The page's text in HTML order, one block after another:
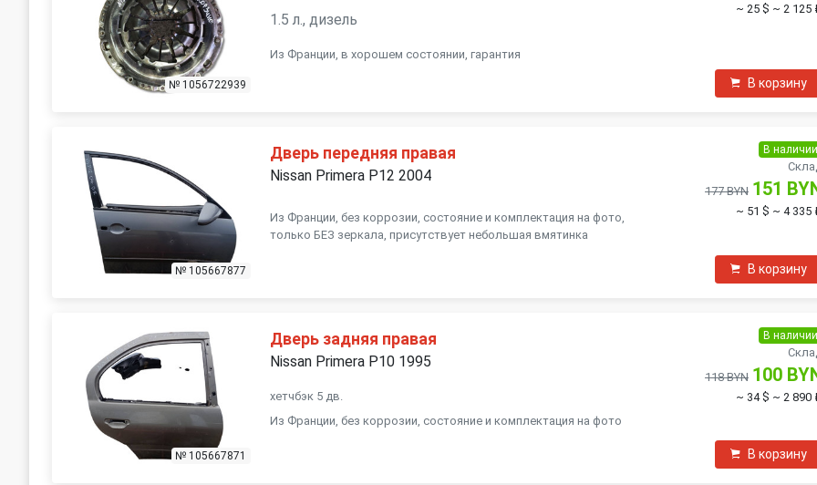
№ 1056722939
1.5 л., дизель
Из Франции, в хорошем состоянии, гарантия
~ 25 $ ~ 2 125
В корзину
№ 105667877
Дверь передняя правая
Nissan Primera P12 2004
Из Франции, без коррозии, состояние и комплектация на фото,
только БЕЗ зеркала, присутствует небольшая вмятинка
В наличии
177 BYN 151
~ 51 $ ~ 4 335
В корзину
№ 105667871
Дверь задняя правая
Nissan Primera P10 1995
хетчбэк 5 дв.
Из Франции, без коррозии, состояние и комплектация на фото
В наличии
118 BYN 100
~ 34 $ ~ 2 890
В корзину